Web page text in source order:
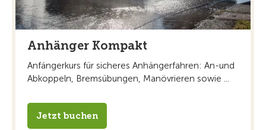
Anhänger Kompakt
Anfängerkurs für sicheres Anhängerfahren: An-und
Abkoppeln, Bremsübungen, Manövrieren sowie ...
Jetzt buchen